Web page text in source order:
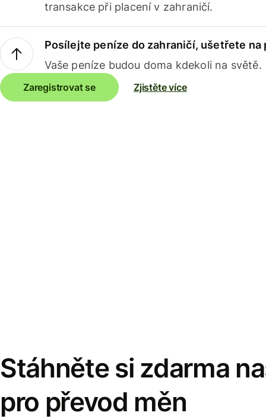
transakce při placení v zahraničí.
Posílejte peníze do zahraničí, ušetřete na
Vaše peníze budou doma kdekoli na světě.
Zaregistrovat se Zjistěte více
Stáhněte si zdarma
pro převod měn